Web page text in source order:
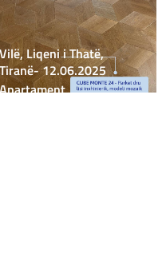
Vilë, Liqeni i Thatë,
Tiranë- 12.06.2025
Apartament